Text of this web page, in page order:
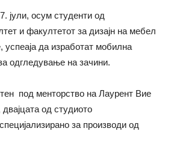
јули, осум студенти од
и факултетот за дизајн на мебел
успеаја да изработат мобилна
одгледување на зачини.
под менторство на Лаурент Вие
од студиото
за производи од